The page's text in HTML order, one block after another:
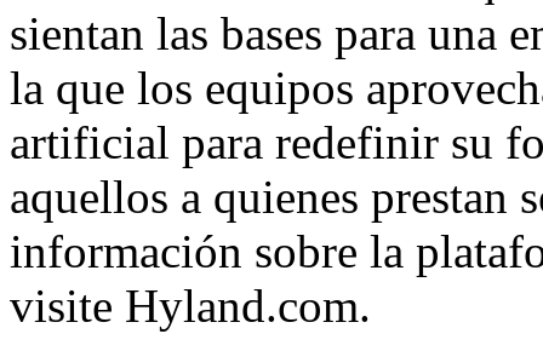
sientan las bases para una
la que los equipos
artificial para redefinir su
aquellos a quienes prestan
información sobre la
visite Hyland.com.